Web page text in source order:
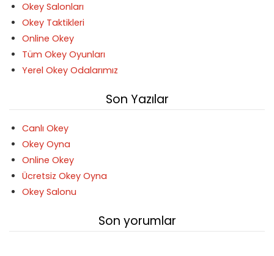
Okey Salonları
Okey Taktikleri
Online Okey
Tüm Okey Oyunları
Yerel Okey Odalarımız
Son Yazılar
Canlı Okey
Okey Oyna
Online Okey
Ücretsiz Okey Oyna
Okey Salonu
Son yorumlar